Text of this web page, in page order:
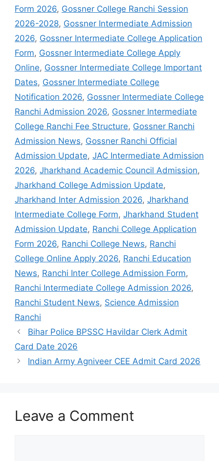
Form 2026, Gossner College Ranchi Session
2026-2028, Gossner Intermediate Admission
2026, Gossner Intermediate College Application
Form, Gossner Intermediate College Apply
Online, Gossner Intermediate College Important
Dates, Gossner Intermediate College
Notification 2026, Gossner Intermediate College
Ranchi Admission 2026, Gossner Intermediate
College Ranchi Fee Structure, Gossner Ranchi
Admission News, Gossner Ranchi Official
Admission Update, JAC Intermediate Admission
2026, Jharkhand Academic Council Admission,
Jharkhand College Admission Update,
Jharkhand Inter Admission 2026, Jharkhand
Intermediate College Form, Jharkhand Student
Admission Update, Ranchi College Application
Form 2026, Ranchi College News, Ranchi
College Online Apply 2026, Ranchi Education
News, Ranchi Inter College Admission Form,
Ranchi Intermediate College Admission 2026,
Ranchi Student News, Science Admission
Ranchi
Bihar Police BPSSC Havildar Clerk Admit
Card Date 2026
Indian Army Agniveer CEE Admit Card 2026
Leave a Comment